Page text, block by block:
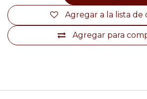
Agregar para
Agregar a la lista de